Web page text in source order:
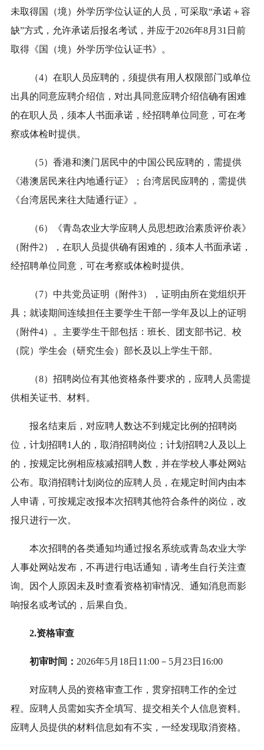
未取得国（境）外学历学位认证的人员，可采取“承诺＋容
缺”方式，允许承诺后报名考试，并应于2026年8月31日前
取得《国
（境） 外学历学位认证书》。
（4）在职人员应聘的，须提供有用人权限部门或单位
出具的同意应聘介绍信，对出具同意应聘介绍信确有困难
的在职人员，须本人书面承诺，经招聘单位同意，可在考
察或体检时提供。
（5）香港和澳门居民中的中国公民应聘的，需提供
《港澳居民来往内地通行证》；台湾居民应聘的，需提供
《台湾居民来往大陆通行证》
。
（6）《青岛农业大学应聘人员思想政治素质评价表》
（附件2），在职人员提供确有困难的，须本人书面承诺，
经招聘单位同意，可在考察或体检时提供。
（7）中共党员证明（附件3），证明由所在党组织开
具；就读期间连续担任主要学生干部一学年及以上的证明
（附件4）。 主要学生干部包括：班长、团支部书记、校
（院）学生会（研究生会）部长及以上学生干部。
（8）招聘岗位有其他资格条件要求的，应聘人员需提
供相关证书、材料。
报名结束后，对应聘人数达不到规定比例的招聘岗
位，计划招聘1人的，取消招聘岗位；计划招聘2人及以上
的，按规定比例相应核减招聘人数 ， 并在学校人事处网站
公布。取消招聘计划岗位的应聘人员，在规定时间内由本
人申请，可按规定改报本次招聘其他符合条件的岗位，改
报只进行一次。
本次招聘的各类通知均通过报名系统或青岛农业大学
人事处网站发布，不再进行电话通知，请考生自行关注查
询。因个人原因未及时查看资格初审情况、通知消息而影
响报名或考试的，后果自负。
2.资格审查
初审时间： 2026年5月 18日11:00－ 5月 23日16:00
对应聘人员的资格审查工作，贯穿招聘工作的全过
程。应聘人员需如实齐全填写、提交相关个人信息资料。
应聘人员提供的材料信息如有不实，一经发现取消资格。